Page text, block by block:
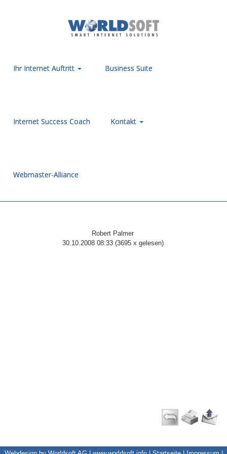
Ihr Internet Auftritt Business Suite
Internet Success Coach Kontakt
Webmaster-Alliance
Robert Palmer
30.10.2008 08:33(3695 x gelesen)